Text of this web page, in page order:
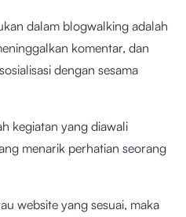
dalam blogwalking adalah
komentar, dan
dengan sesama
kegiatan yang diawali
menarik perhatian seorang
website yang sesuai, maka